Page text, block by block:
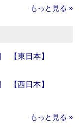
もっと見る »
【東日本】
【西日本】
もっと見る »